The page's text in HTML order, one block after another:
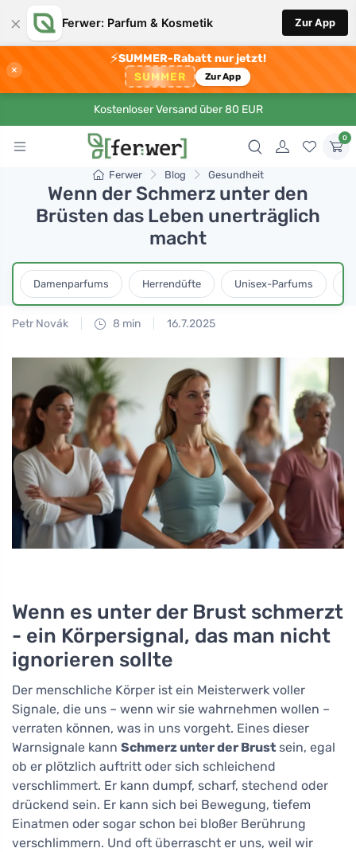
× Ferwer: Parfum & Kosmetik Zur App
×
⚡SUMMER-Rabatt nur jetzt!
SUMMER Zur App
Kostenloser Versand über 80 EUR
0
Ferwer Blog Gesundheit
Wenn der Schmerz unter den
Brüsten das Leben unerträglich
macht
Damenparfums Herrendüfte Unisex-Parfums
Petr Novák 8 min 16.7.2025
Wenn es unter der Brust schmerzt
- ein Körpersignal, das man nicht
ignorieren sollte
Der menschliche Körper ist ein Meisterwerk voller
Signale, die uns – wenn wir sie wahrnehmen wollen –
verraten können, was in uns vorgeht. Eines dieser
Warnsignale kann Schmerz unter der Brust sein, egal
ob er plötzlich auftritt oder sich schleichend
verschlimmert. Er kann dumpf, scharf, stechend oder
drückend sein. Er kann sich bei Bewegung, tiefem
Einatmen oder sogar schon bei bloßer Berührung
verschlimmern. Und oft überrascht er uns, weil wir